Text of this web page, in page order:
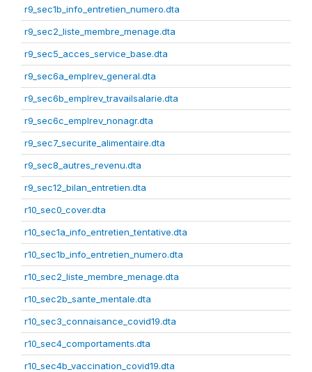
r9_sec1b_info_entretien_numero.dta
r9_sec2_liste_membre_menage.dta
r9_sec5_acces_service_base.dta
r9_sec6a_emplrev_general.dta
r9_sec6b_emplrev_travailsalarie.dta
r9_sec6c_emplrev_nonagr.dta
r9_sec7_securite_alimentaire.dta
r9_sec8_autres_revenu.dta
r9_sec12_bilan_entretien.dta
r10_sec0_cover.dta
r10_sec1a_info_entretien_tentative.dta
r10_sec1b_info_entretien_numero.dta
r10_sec2_liste_membre_menage.dta
r10_sec2b_sante_mentale.dta
r10_sec3_connaisance_covid19.dta
r10_sec4_comportaments.dta
r10_sec4b_vaccination_covid19.dta